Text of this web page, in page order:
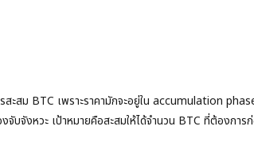
รสะสม BTC เพราะราคามักจะอยู่ใน accumulation
จังหวะ เป้าหมายคือสะสมให้ได้จำนวน BTC ที่ต้องการ